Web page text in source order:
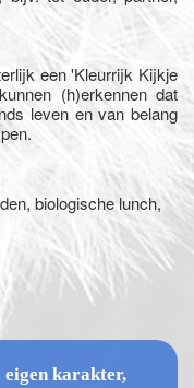
een 'Kleurrijk Kijkje
(h)erkennen dat
leven en van belang
biologische lunch,
eigen karakter,